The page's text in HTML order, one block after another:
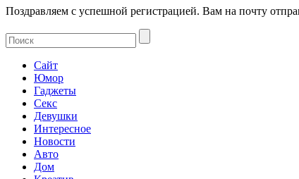
Поздравляем с успешной регистрацией. Вам на почту
Сайт
Юмор
Гаджеты
Секс
Девушки
Интересное
Новости
Авто
Дом